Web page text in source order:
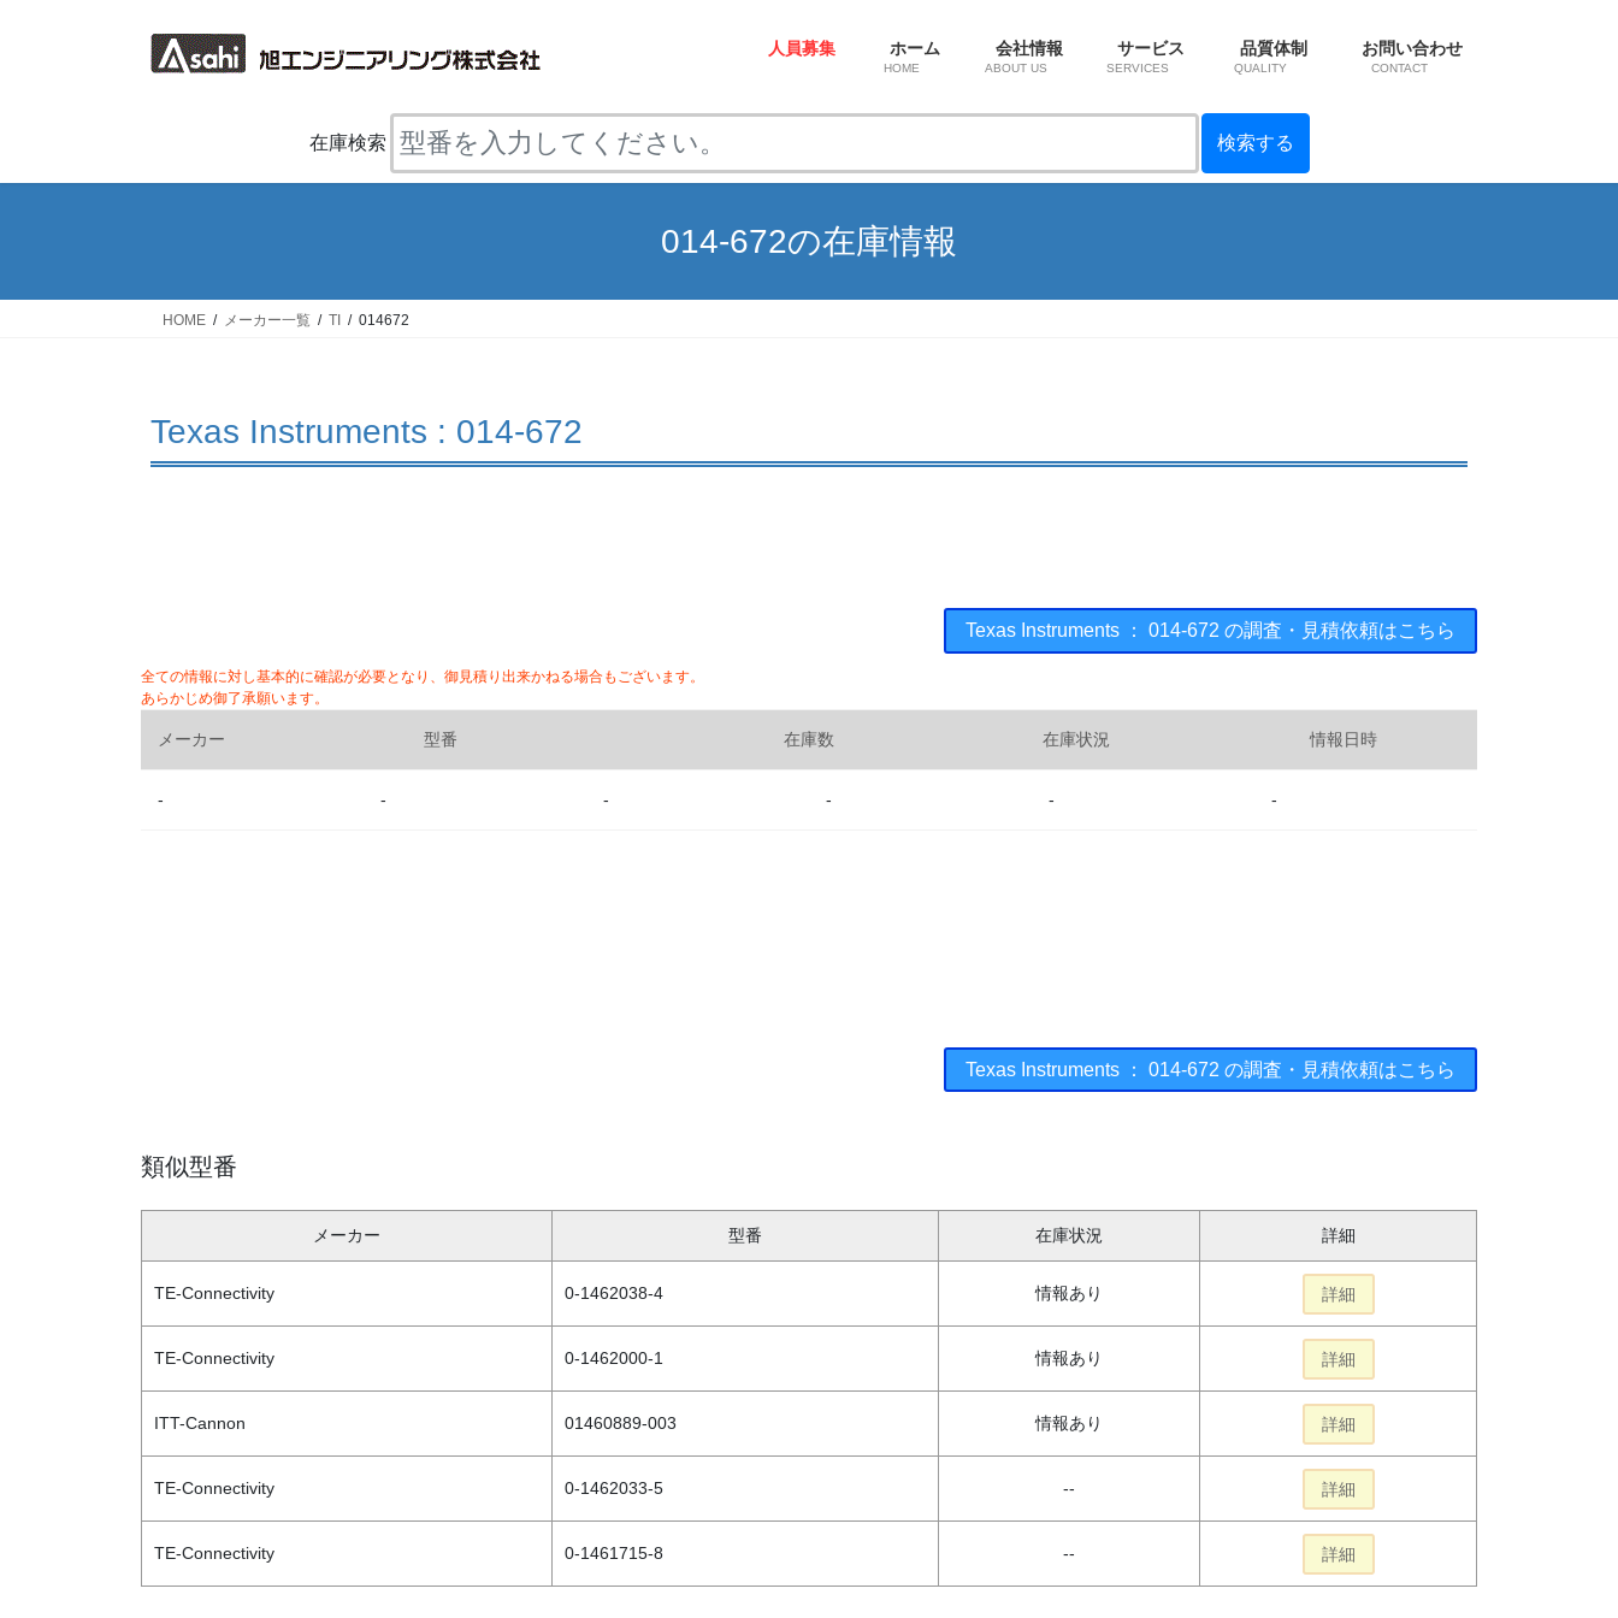
ス
ン
人員募集 ホーム
HOME
会社情報
ABOUT US
サービス
SERVICES
品質体制
QUALITY
お問い合わせ
CONTACT
在庫検索
014-672の在庫情報
HOME メーカー一覧 TI 014672
Texas Instruments : 014-672
Texas Instruments ： 014-672 の調査・見積依頼はこちら
全ての情報に対し基本的に確認が必要となり、御見積り出来かねる場合もございます。
あらかじめ御了承願います。
メーカー 型番 在庫数 在庫状況 情報日時
- - - - - -
Texas Instruments ： 014-672 の調査・見積依頼はこちら
類似型番
メーカー 型番 在庫状況 詳細
TE-Connectivity 0-1462038-4 情報あり 詳細
TE-Connectivity 0-1462000-1 情報あり 詳細
ITT-Cannon 01460889-003 情報あり 詳細
TE-Connectivity 0-1462033-5 -- 詳細
TE-Connectivity 0-1461715-8 -- 詳細